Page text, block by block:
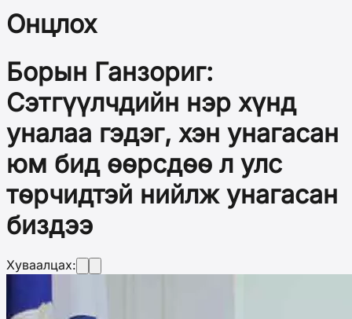
Онцлох
Борын Ганзориг:
Сэтгүүлчдийн нэр хүнд
уналаа гэдэг, хэн унагасан
юм бид өөрсдөө л улс
төрчидтэй нийлж унагасан
биздээ
Хуваалцах: